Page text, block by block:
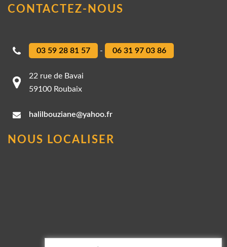
CONTACTEZ-NOUS
03 59 28 81 57 - 06 31 97 03 86
22 rue de Bavai
59100 Roubaix
halilbouziane@yahoo.fr
NOUS LOCALISER